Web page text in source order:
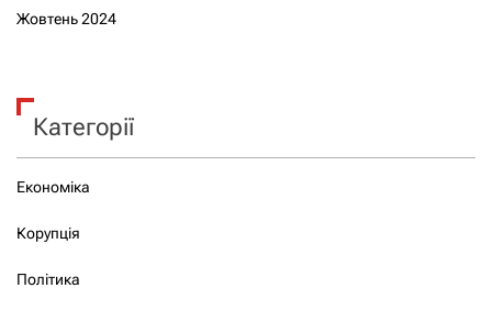
Жовтень 2024
Категорії
Економіка
Корупція
Політика